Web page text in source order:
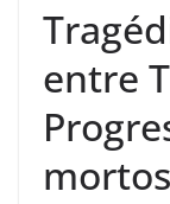
entre
mortos